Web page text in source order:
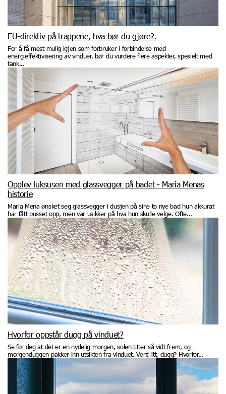
EU-direktiv på trappene, hva bør du gjøre?.
For å få mest mulig igjen som forbruker i forbindelse med
energieffektivisering av vinduer, bør du vurdere flere aspekter, spesielt med
tank...
Opplev luksusen med glassvegger på badet - Maria Menas
historie
Maria Mena ønsket seg glassvegger i dusjen på sine to nye bad hun akkurat
har fått pusset opp, men var usikker på hva hun skulle velge. Ofte...
Hvorfor oppstår dugg på vinduet?
Se for deg at det er en nydelig morgen, solen titter så vidt frem, og
morgenduggen pakker inn utsikten fra vinduet. Vent litt, dugg? Hvorfor...